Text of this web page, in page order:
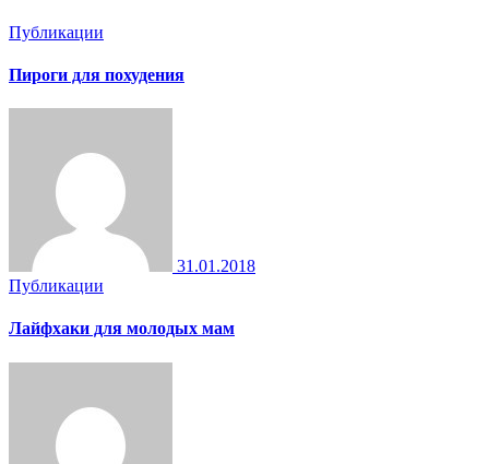
Публикации
Пироги для похудения
31.01.2018
Публикации
Лайфхаки для молодых мам